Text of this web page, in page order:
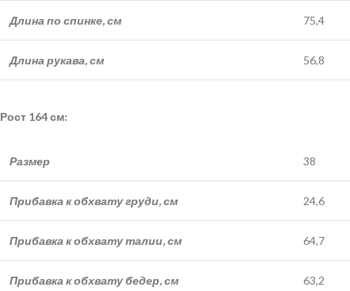
Длина по спинке, см 75,4
Длина рукава, см 56,8
Рост 164 см:
Размер 38
Прибавка к обхвату груди, см 24,6
Прибавка к обхвату талии, см 64,7
Прибавка к обхвату бедер, см 63,2